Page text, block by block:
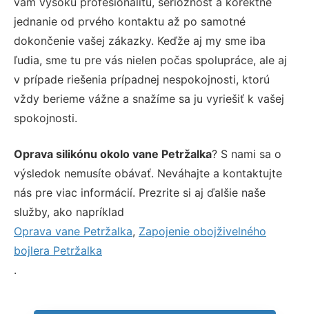
jednanie od prvého kontaktu až po samotné
dokončenie vašej zákazky. Keďže aj my sme iba
ľudia, sme tu pre vás nielen počas spolupráce, ale aj
v prípade riešenia prípadnej nespokojnosti, ktorú
vždy berieme vážne a snažíme sa ju vyriešiť k vašej
spokojnosti.
Oprava silikónu okolo vane Petržalka? S nami sa o
výsledok nemusíte obávať. Neváhajte a kontaktujte
nás pre viac informácií. Prezrite si aj ďalšie naše
služby, ako napríklad
Oprava vane Petržalka, Zapojenie obojživelného
bojlera Petržalka
.